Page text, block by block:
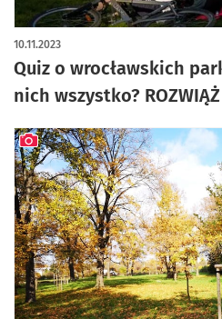
Quiz o wrocławskich
nich wszystko? ROZWIĄŻ
10.11.2023